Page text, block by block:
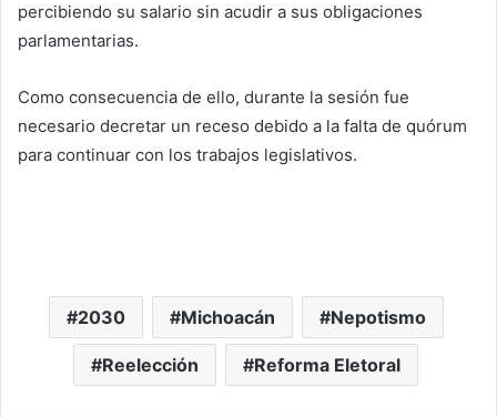
percibiendo su salario sin acudir a sus obligaciones
parlamentarias.
Como consecuencia de ello, durante la sesión fue
necesario decretar un receso debido a la falta de quórum
para continuar con los trabajos legislativos.
2030 Michoacán Nepotismo
Reelección Reforma Eletoral